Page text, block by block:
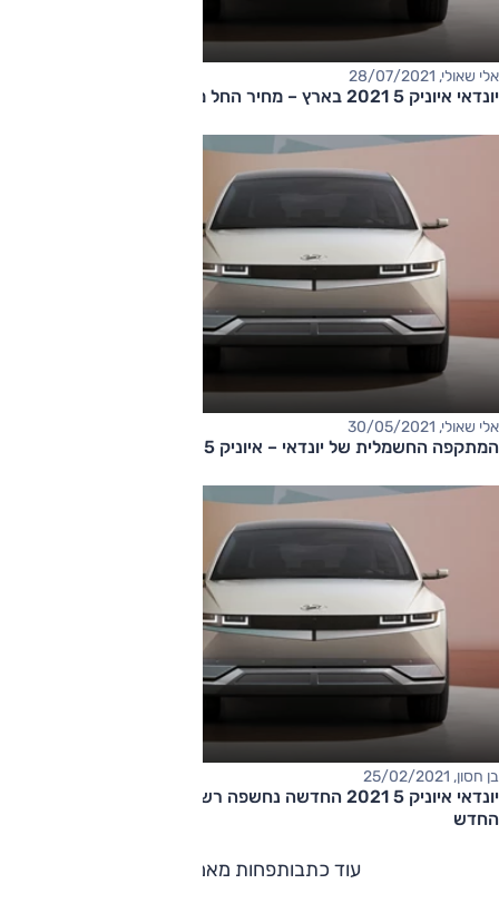
אלי שאולי, 28/07/2021
יונדאי איוניק 5 2021 בארץ – מחיר החל מ-190,000 שקלים
אלי שאולי, 30/05/2021
המתקפה החשמלית של יונדאי – איוניק 5 בדרך
בן חסון, 25/02/2021
יונדאי איוניק 5 2021 החדשה נחשפה רשמית, החשמלית של העולם
החדש
עוד כתבותפחות מאמרים